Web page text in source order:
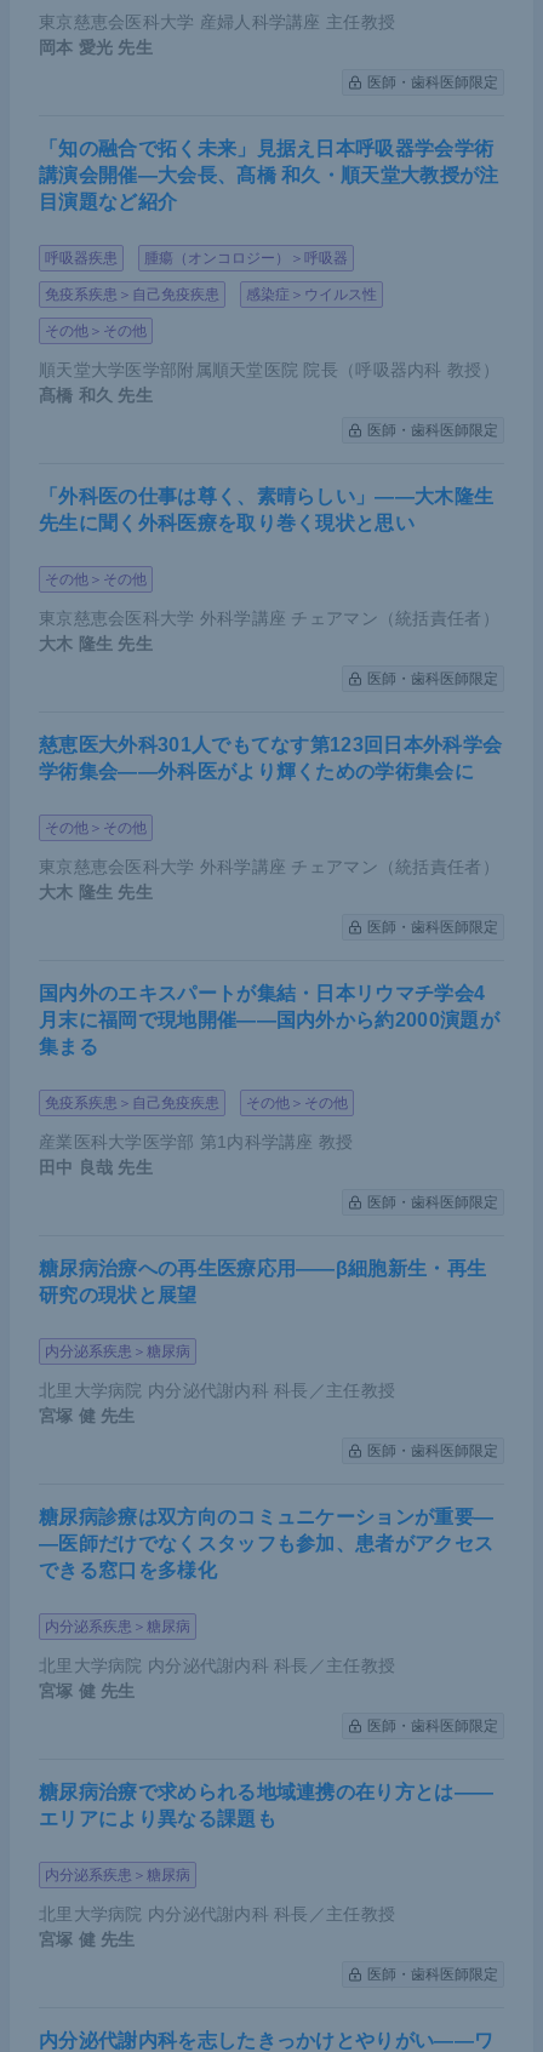
東京慈恵会医科大学 産婦人科学講座 主任教授
岡本 愛光 先生
医師・歯科医師限定
「知の融合で拓く未来」見据え日本呼吸器学会学術
講演会開催―大会長、髙橋 和久・順天堂大教授が注
目演題など紹介
呼吸器疾患 腫瘍（オンコロジー）＞呼吸器
免疫系疾患＞自己免疫疾患 感染症＞ウイルス性
その他＞その他
順天堂大学医学部附属順天堂医院 院長（呼吸器内科 教授）
髙橋 和久 先生
医師・歯科医師限定
「外科医の仕事は尊く、素晴らしい」――大木隆生
先生に聞く外科医療を取り巻く現状と思い
その他＞その他
東京慈恵会医科大学 外科学講座 チェアマン（統括責任者）
大木 隆生 先生
医師・歯科医師限定
慈恵医大外科301人でもてなす第123回日本外科学会
学術集会――外科医がより輝くための学術集会に
その他＞その他
東京慈恵会医科大学 外科学講座 チェアマン（統括責任者）
大木 隆生 先生
医師・歯科医師限定
国内外のエキスパートが集結・日本リウマチ学会4
月末に福岡で現地開催――国内外から約2000演題が
集まる
免疫系疾患＞自己免疫疾患 その他＞その他
産業医科大学医学部 第1内科学講座 教授
田中 良哉 先生
医師・歯科医師限定
糖尿病治療への再生医療応用――β細胞新生・再生
研究の現状と展望
内分泌系疾患＞糖尿病
北里大学病院 内分泌代謝内科 科長／主任教授
宮塚 健 先生
医師・歯科医師限定
糖尿病診療は双方向のコミュニケーションが重要―
―医師だけでなくスタッフも参加、患者がアクセス
できる窓口を多様化
内分泌系疾患＞糖尿病
北里大学病院 内分泌代謝内科 科長／主任教授
宮塚 健 先生
医師・歯科医師限定
糖尿病治療で求められる地域連携の在り方とは――
エリアにより異なる課題も
内分泌系疾患＞糖尿病
北里大学病院 内分泌代謝内科 科長／主任教授
宮塚 健 先生
医師・歯科医師限定
内分泌代謝内科を志したきっかけとやりがい――ワ